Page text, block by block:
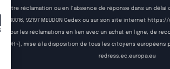
votre réclamation ou en l’absence de réponse dans un
80016, 92197 MEUDON Cedex ou sur son site internet https://
pour les réclamations en lien avec un achat en ligne, de
ODR »), mise à la disposition de tous les citoyens
redress.ec.europa.eu